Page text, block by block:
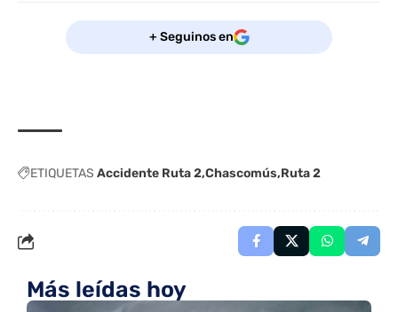
+ Seguinos en
ETIQUETAS Accidente Ruta 2 Chascomús Ruta 2
Más leídas hoy